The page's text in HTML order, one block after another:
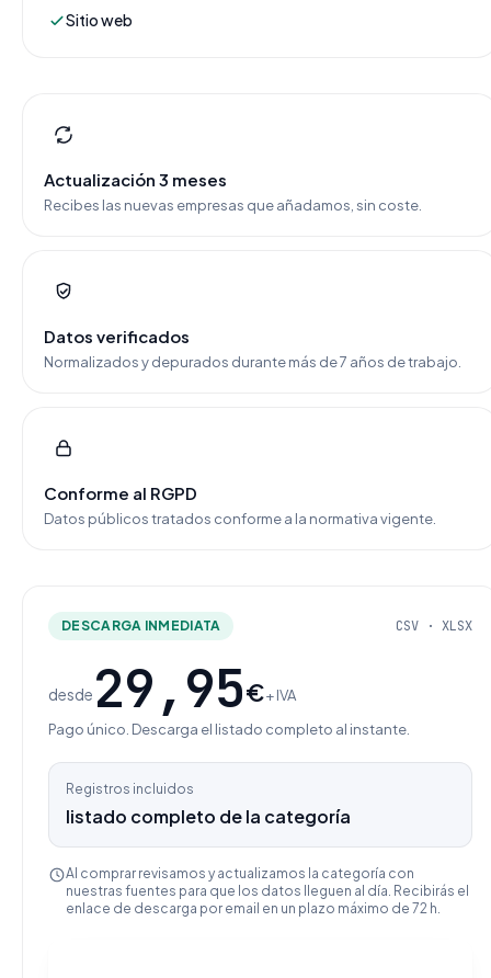
Sitio web
Actualización 3 meses
Recibes las nuevas empresas que añadamos, sin coste.
Datos verificados
Normalizados y depurados durante más de 7 años de trabajo.
Conforme al RGPD
Datos públicos tratados conforme a la normativa vigente.
DESCARGA INMEDIATA CSV · XLSX
desde 29,95€+ IVA
Pago único. Descarga el listado completo al instante.
Registros incluidos
listado completo de la categoría
Al comprar revisamos y actualizamos la categoría con
nuestras fuentes para que los datos lleguen al día. Recibirás el
enlace de descarga por email en un plazo máximo de 72 h.